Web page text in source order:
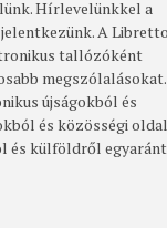
Hírlevelünkkel a
A
tallózóként
újságokból és
és közösségi
és külföldről egyaránt